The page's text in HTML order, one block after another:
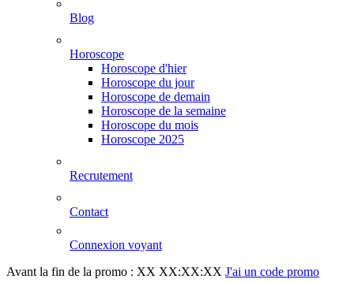
Blog
Horoscope
Horoscope d'hier
Horoscope du jour
Horoscope de demain
Horoscope de la semaine
Horoscope du mois
Horoscope 2025
Recrutement
Contact
Connexion voyant
Avant la fin de la promo : XX XX:XX:XX J'ai un code promo